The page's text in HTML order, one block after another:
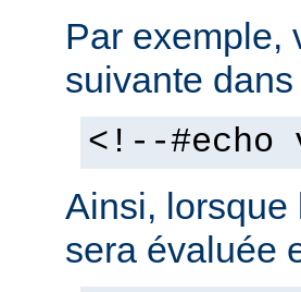
Par exemple,
suivante
<!--#echo
Ainsi, lorsque
sera évaluée